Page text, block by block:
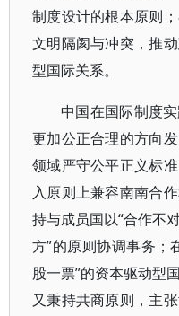
制度设计的根本原则
文明隔阂与冲突，推
型国际关系。
中国在国际制度
更加公正合理的方向
领域严守公平正义标
入原则上兼容南南合
持与成员国以“合作不
方”的原则协调事务；
股一票”的资本驱动型
又秉持共商原则，主